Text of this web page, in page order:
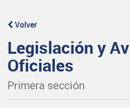
Volver
Legislación y
Oficiales
Primera sección